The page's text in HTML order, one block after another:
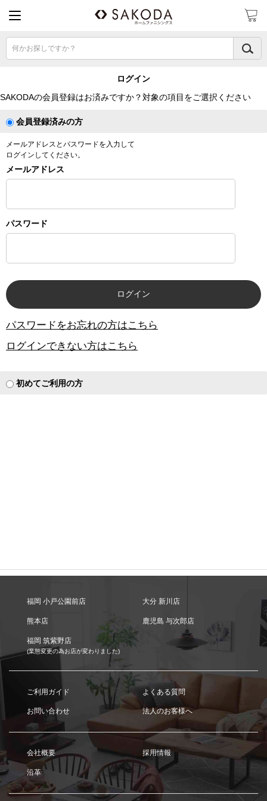
何かお探しですか？
ログイン
SAKODAの会員登録はお済みですか？対象の項目をご選択ください
会員登録済みの方
メールアドレスとパスワードを入力して
ログインしてください。
メールアドレス
パスワード
パスワードをお忘れの方はこちら
ログインできない方はこちら
初めてご利用の方
福岡 小戸公園前店 大分 新川店
熊本店 鹿児島 与次郎店
福岡 筑紫野店
(業態変更の為お店が変わりました)
ご利用ガイド よくある質問
お問い合わせ 法人のお客様へ
会社概要 採用情報
沿革